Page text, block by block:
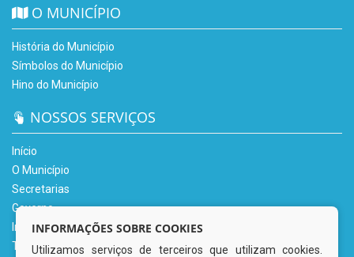
O MUNICÍPIO
História do Município
Símbolos do Município
Hino do Município
NOSSOS SERVIÇOS
Início
O Município
Secretarias
Governo
Informe-se
Transparência
INFORMAÇÕES SOBRE COOKIES
Utilizamos serviços de terceiros que utilizam cookies.